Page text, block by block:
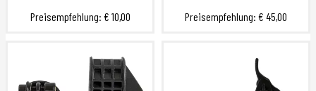
Preisempfehlung: € 10,00
Preisempfehlung: € 45,00